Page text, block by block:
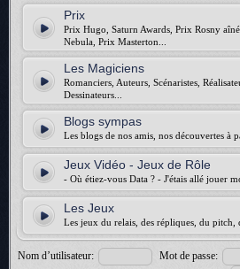
Prix
Prix Hugo, Saturn Awards, Prix Rosny
Nebula, Prix Masterton...
Les Magiciens
Romanciers, Auteurs, Scénaristes,
Dessinateurs...
Blogs sympas
Les blogs de nos amis, nos découvertes à
Jeux Vidéo - Jeux de Rôle
- Où étiez-vous Data ? - J'étais allé jouer
Les Jeux
Les jeux du relais, des répliques, du pitch,
Nom d’utilisateur: Mot de passe: